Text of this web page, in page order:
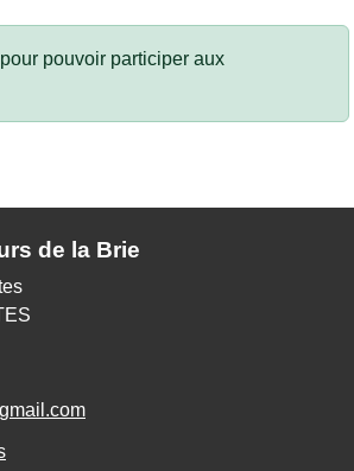
pour pouvoir participer aux
de la Brie